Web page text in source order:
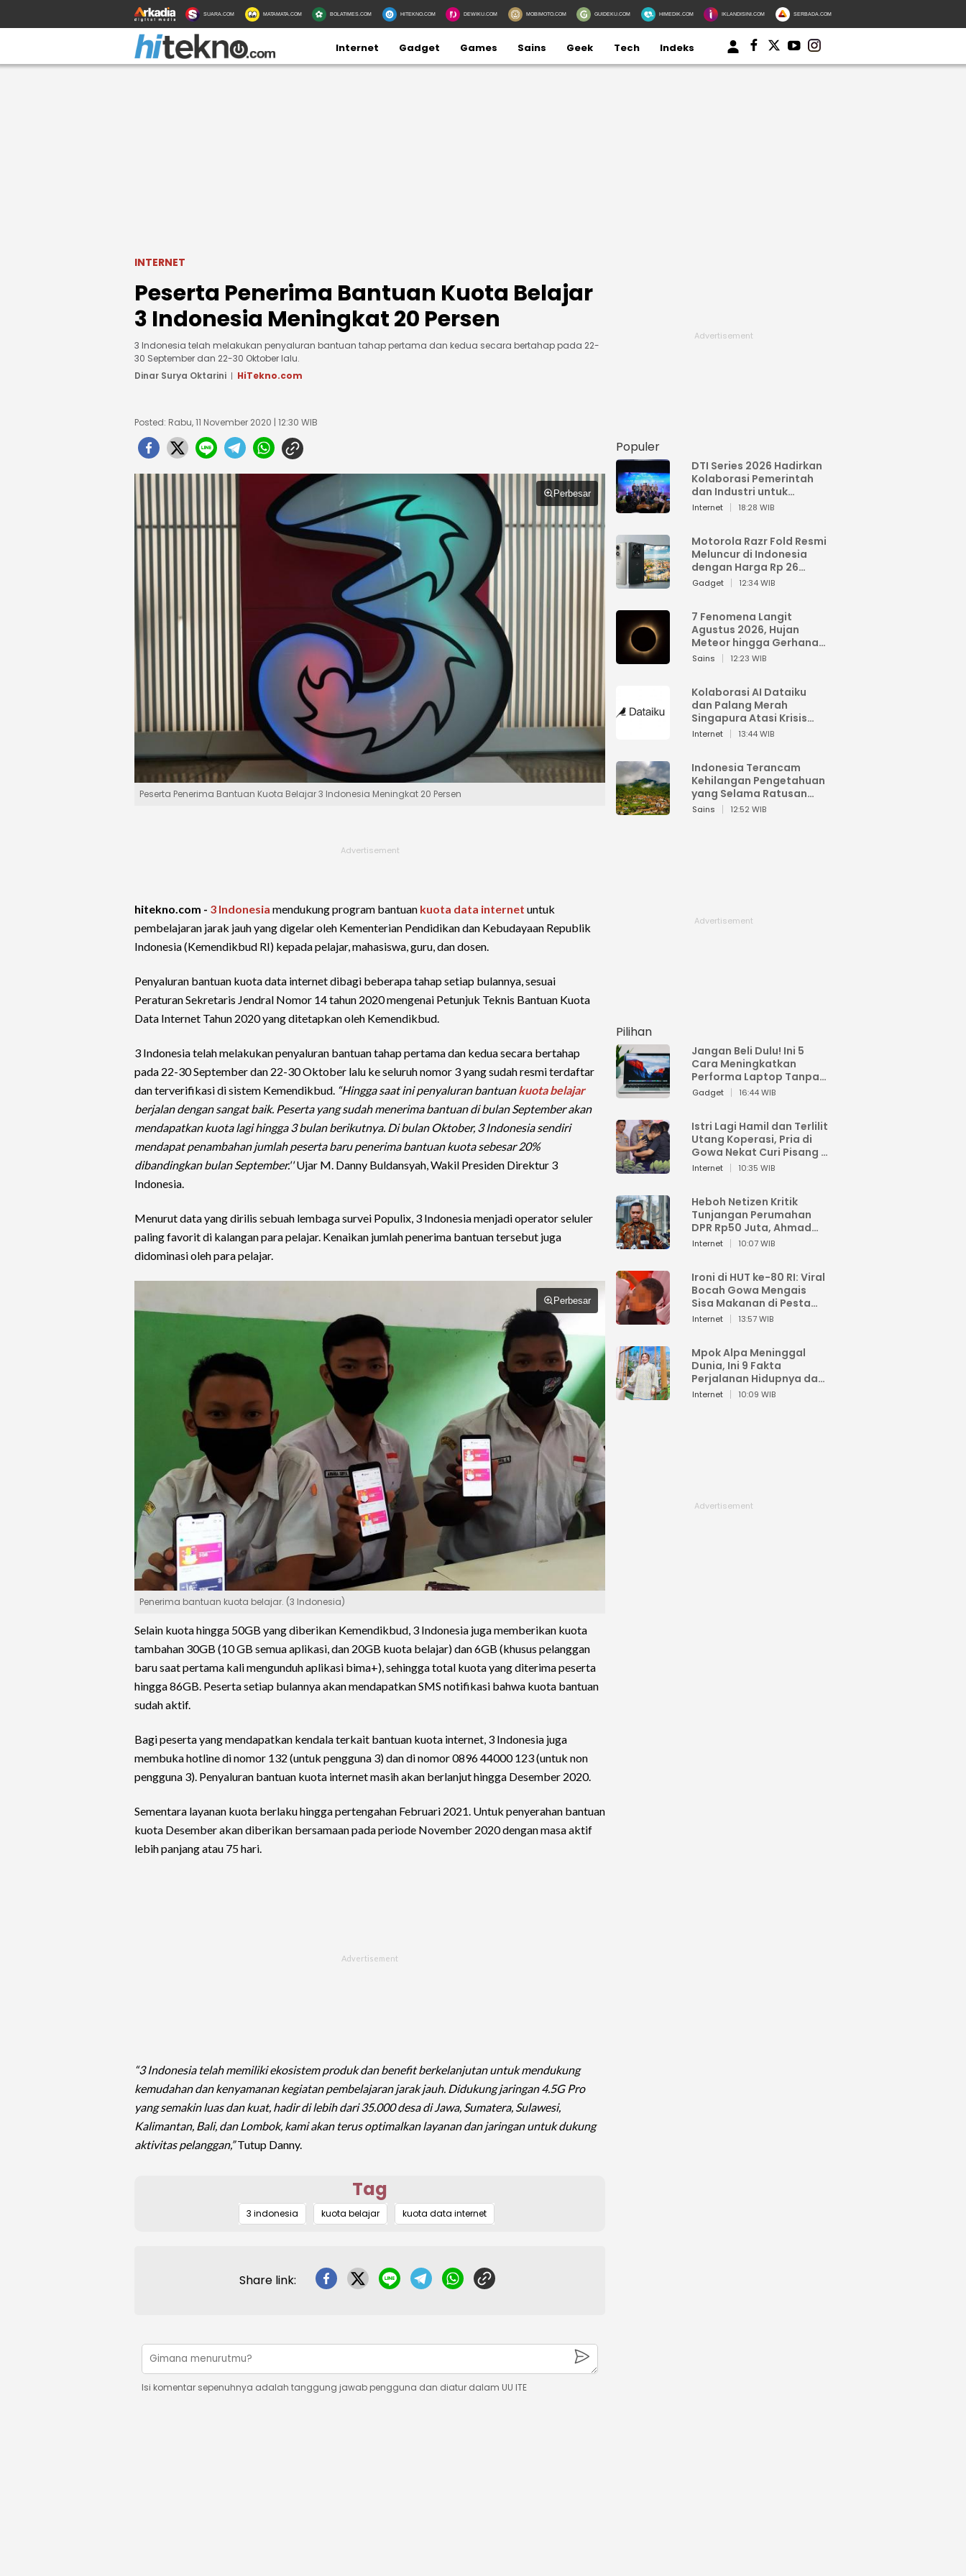
SUARA.COM MATAMATA.COM BOLATIMES.COM HITEKNO.COM DEWIKU.COM MOBIMOTO.COM GUIDEKU.COM HIMEDIK.COM IKLANDISINI.COM SERBADA.COM
Internet Gadget Games Sains Geek Tech Indeks
INTERNET
Peserta Penerima Bantuan Kuota Belajar
3 Indonesia Meningkat 20 Persen
3 Indonesia telah melakukan penyaluran bantuan tahap pertama dan kedua secara bertahap pada 22-
30 September dan 22-30 Oktober lalu.
Dinar Surya Oktarini
HiTekno.com
Posted: Rabu, 11 November 2020 | 12:30 WIB
Perbesar
Peserta Penerima Bantuan Kuota Belajar 3 Indonesia Meningkat 20 Persen
hitekno.com - 3 Indonesia mendukung program bantuan kuota data internet untuk
pembelajaran jarak jauh yang digelar oleh Kementerian Pendidikan dan Kebudayaan Republik
Indonesia (Kemendikbud RI) kepada pelajar, mahasiswa, guru, dan dosen.
Penyaluran bantuan kuota data internet dibagi beberapa tahap setiap bulannya, sesuai
Peraturan Sekretaris Jendral Nomor 14 tahun 2020 mengenai Petunjuk Teknis Bantuan Kuota
Data Internet Tahun 2020 yang ditetapkan oleh Kemendikbud.
3 Indonesia telah melakukan penyaluran bantuan tahap pertama dan kedua secara bertahap
pada 22-30 September dan 22-30 Oktober lalu ke seluruh nomor 3 yang sudah resmi terdaftar
dan terverifikasi di sistem Kemendikbud. “Hingga saat ini penyaluran bantuankuota belajar
berjalan dengan sangat baik. Peserta yang sudah menerima bantuan di bulan September akan
mendapatkan kuota lagi hingga 3 bulan berikutnya. Di bulan Oktober, 3 Indonesia sendiri
mendapat penambahan jumlah peserta baru penerima bantuan kuota sebesar 20%
dibandingkan bulan September.''Ujar M. Danny Buldansyah, Wakil Presiden Direktur 3
Indonesia.
Menurut data yang dirilis sebuah lembaga survei Populix, 3 Indonesia menjadi operator seluler
paling favorit di kalangan para pelajar. Kenaikan jumlah penerima bantuan tersebut juga
didominasi oleh para pelajar.
Perbesar
Penerima bantuan kuota belajar. (3 Indonesia)
Selain kuota hingga 50GB yang diberikan Kemendikbud, 3 Indonesia juga memberikan kuota
tambahan 30GB (10 GB semua aplikasi, dan 20GB kuota belajar) dan 6GB (khusus pelanggan
baru saat pertama kali mengunduh aplikasi bima+), sehingga total kuota yang diterima peserta
hingga 86GB. Peserta setiap bulannya akan mendapatkan SMS notifikasi bahwa kuota bantuan
sudah aktif.
Bagi peserta yang mendapatkan kendala terkait bantuan kuota internet, 3 Indonesia juga
membuka hotline di nomor 132 (untuk pengguna 3) dan di nomor 0896 44000 123 (untuk non
pengguna 3). Penyaluran bantuan kuota internet masih akan berlanjut hingga Desember 2020.
Sementara layanan kuota berlaku hingga pertengahan Februari 2021. Untuk penyerahan bantuan
kuota Desember akan diberikan bersamaan pada periode November 2020 dengan masa aktif
lebih panjang atau 75 hari.
“3 Indonesia telah memiliki ekosistem produk dan benefit berkelanjutan untuk mendukung
kemudahan dan kenyamanan kegiatan pembelajaran jarak jauh. Didukung jaringan 4.5G Pro
yang semakin luas dan kuat, hadir di lebih dari 35.000 desa di Jawa, Sumatera, Sulawesi,
Kalimantan, Bali, dan Lombok, kami akan terus optimalkan layanan dan jaringan untuk dukung
aktivitas pelanggan,”Tutup Danny.
Tag
3 indonesia kuota belajar kuota data internet
Share link:
Isi komentar sepenuhnya adalah tanggung jawab pengguna dan diatur dalam UU ITE
Populer
DTI Series 2026 Hadirkan
Kolaborasi Pemerintah
dan Industri untuk
Percepatan
Internet 18:28 WIB
Motorola Razr Fold Resmi
Meluncur di Indonesia
dengan Harga Rp 26
Jutaan
Gadget 12:34 WIB
7 Fenomena Langit
Agustus 2026, Hujan
Meteor hingga Gerhana
Matahari
Sains 12:23 WIB
Kolaborasi AI Dataiku
dan Palang Merah
Singapura Atasi Krisis
Bencana
Internet 13:44 WIB
Indonesia Terancam
Kehilangan Pengetahuan
yang Selama Ratusan
Tahun Menjaga Alam
Sains 12:52 WIB
Pilihan
Jangan Beli Dulu! Ini 5
Cara Meningkatkan
Performa Laptop Tanpa
Harus Beli Baru
Gadget 16:44 WIB
Istri Lagi Hamil dan Terlilit
Utang Koperasi, Pria di
Gowa Nekat Curi Pisang 4
Tandan Milik Tetangga,
Internet 10:35 WIB
Heboh Netizen Kritik
Tunjangan Perumahan
DPR Rp50 Juta, Ahmad
Sahroni: Enggak Senang
Internet 10:07 WIB
Ironi di HUT ke-80 RI: Viral
Bocah Gowa Mengais
Sisa Makanan di Pesta
Kemerdekaan
Internet 13:57 WIB
Mpok Alpa Meninggal
Dunia, Ini 9 Fakta
Perjalanan Hidupnya dari
Viral hingga Puncak
Internet 10:09 WIB